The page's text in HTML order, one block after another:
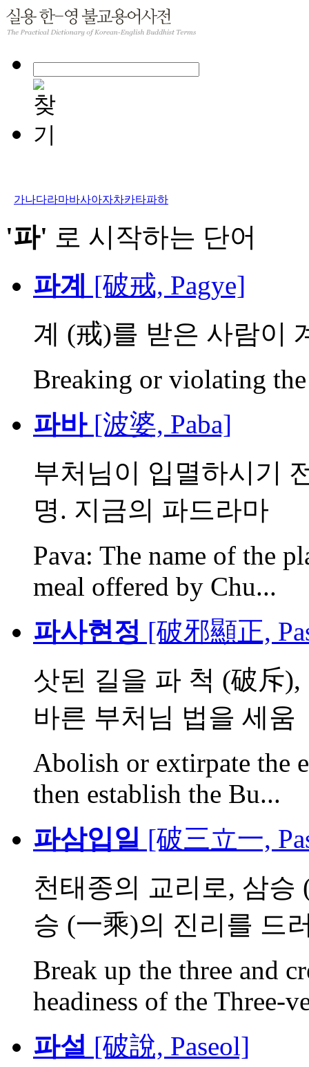
가나다라마바사아자차카타파하
'파' 로 시작하는 단어
파계 [破戒, Pagye]
계 (戒)를 받은 사람이
Breaking or violating
파바 [波婆, Paba]
부처님이 입멸하시기
명. 지금의 파드라마
Pava: The name of the
meal offered by Chu...
파사현정 [破邪顯正,
삿된 길을 파 척 (破斥
바른 부처님 법을 세움
Abolish or extirpate the
then establish the Bu...
파삼입일 [破三立一,
천태종의 교리로, 삼승
승 (一乘)의 진리를 드
Break up the three and
headiness of the Three-
파설 [破說, Paseol]